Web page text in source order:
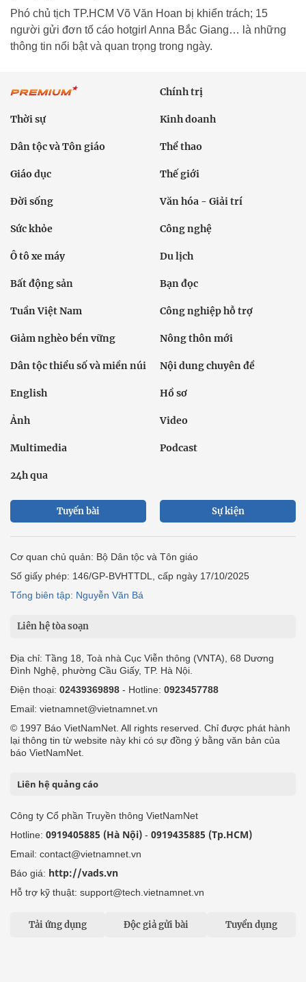
Phó chủ tịch TP.HCM Võ Văn Hoan bị khiển trách; 15
người gửi đơn tố cáo hotgirl Anna Bắc Giang… là những
thông tin nổi bật và quan trọng trong ngày.
Chính trị
Thời sự Kinh doanh
Dân tộc và Tôn giáo Thể thao
Giáo dục Thế giới
Đời sống Văn hóa - Giải trí
Sức khỏe Công nghệ
Ô tô xe máy Du lịch
Bất động sản Bạn đọc
Tuần Việt Nam Công nghiệp hỗ trợ
Giảm nghèo bền vững Nông thôn mới
Dân tộc thiểu số và miền núi Nội dung chuyên đề
English Hồ sơ
Ảnh Video
Multimedia Podcast
24h qua
Tuyến bài Sự kiện
Cơ quan chủ quản: Bộ Dân tộc và Tôn giáo
Số giấy phép: 146/GP-BVHTTDL, cấp ngày 17/10/2025
Tổng biên tập: Nguyễn Văn Bá
Liên hệ tòa soạn
Địa chỉ: Tầng 18, Toà nhà Cục Viễn thông (VNTA), 68 Dương
Đình Nghệ, phường Cầu Giấy, TP. Hà Nội.
Điện thoại: 02439369898 - Hotline: 0923457788
Email: vietnamnet@vietnamnet.vn
© 1997 Báo VietNamNet. All rights reserved. Chỉ được phát hành
lại thông tin từ website này khi có sự đồng ý bằng văn bản của
báo VietNamNet.
Liên hệ quảng cáo
Công ty Cổ phần Truyền thông VietNamNet
Hotline: 0919405885 (Hà Nội) - 0919435885 (Tp.HCM)
Email: contact@vietnamnet.vn
Báo giá: http://vads.vn
Hỗ trợ kỹ thuật: support@tech.vietnamnet.vn
Tải ứng dụng Độc giả gửi bài Tuyển dụng